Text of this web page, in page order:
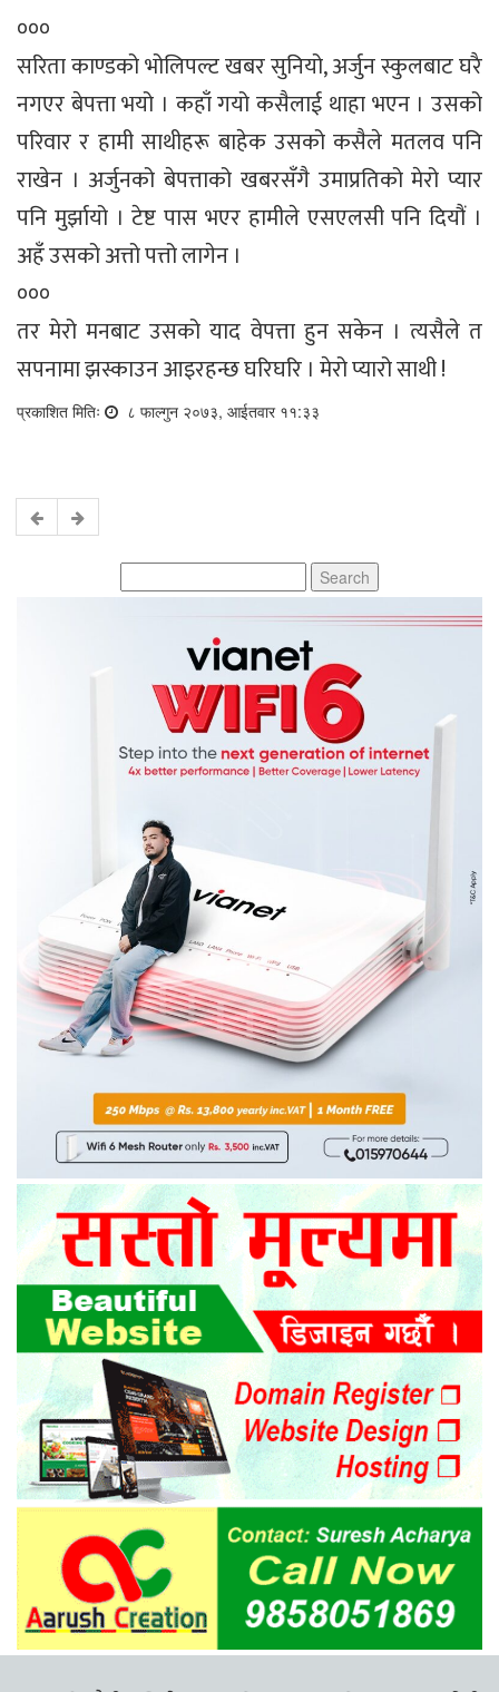
०००
सरिता काण्डको भोलिपल्ट खबर सुनियो, अर्जुन स्कुलबाट घरै
नगएर बेपत्ता भयो । कहाँ गयो कसैलाई थाहा भएन । उसको
परिवार र हामी साथीहरू बाहेक उसको कसैले मतलव पनि
राखेन । अर्जुनको बेपत्ताको खबरसँगै उमाप्रतिको मेरो प्यार
पनि मुर्झायो । टेष्ट पास भएर हामीले एसएलसी पनि दियौं ।
अहँ उसको अत्तो पत्तो लागेन ।
०००
तर मेरो मनबाट उसको याद वेपत्ता हुन सकेन । त्यसैले त
सपनामा झस्काउन आइरहन्छ घरिघरि । मेरो प्यारो साथी !
प्रकाशित मितिः ८ फाल्गुन २०७३, आईतवार ११:३३
for: